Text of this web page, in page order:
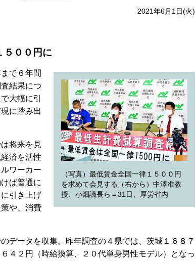
2021年6月1日(火)
００円に
（写真）最低賃金全国一律１５００円
を求めて会見する（右から）中澤准教
授、小畑議長ら＝31日、厚労省内
で６年間
結果につ
大幅に引
に踏み出
将来を見
済を活性
ワーカー
ば普通に
引き上げ
や、消費
データを収集。昨年調査の４県では、茨城１６８７
４２円（時給換算、２０代単身男性モデル）となっ